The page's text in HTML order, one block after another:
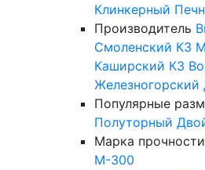
Клинкерный
Производитель
Смоленский КЗ
Каширский КЗ
Железногорский
Популярные
Полуторный
Марка прочности
М-300